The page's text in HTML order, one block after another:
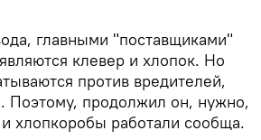
главными "поставщиками"
клевер и хлопок. Но
против вредителей,
Поэтому, продолжил он, нужно,
хлопкоробы работали сообща.